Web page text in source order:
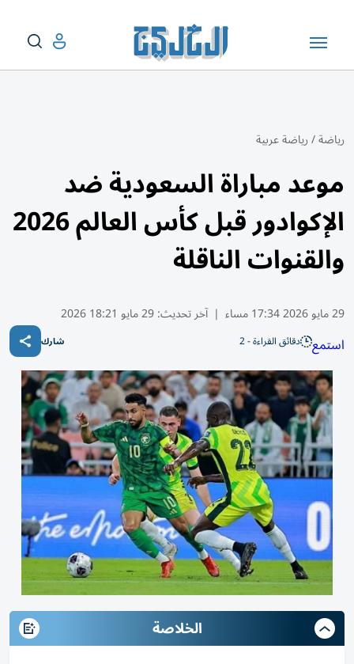
رياضة/رياضة عربية
موعد مباراة السعودية ضد
الإكوادور قبل كأس العالم 2026
والقنوات الناقلة
29 مايو 2026 17:34 مساء | آخر تحديث:29 مايو 18:21 2026
استمع دقائق القراءة - 2 شارك
الخلاصة